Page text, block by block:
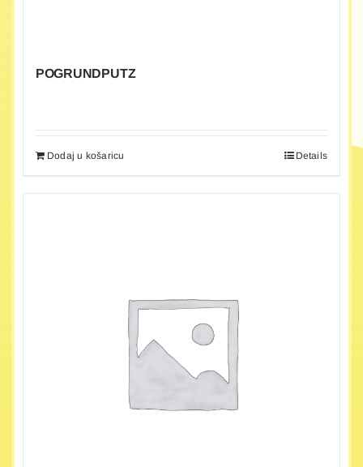
POGRUNDPUTZ
Dodaj u košaricu Details